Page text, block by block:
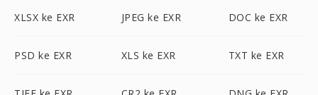
XLSX ke EXR JPEG ke EXR DOC ke EXR
PSD ke EXR XLS ke EXR TXT ke EXR